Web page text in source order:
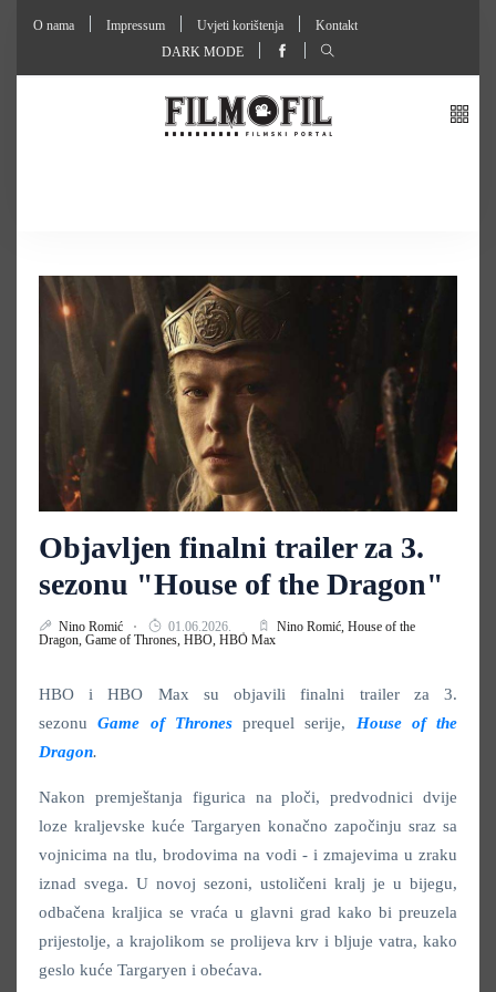
O nama Impressum Uvjeti korištenja
Kontakt
DARK MODE
Objavljen finalni trailer za 3.
sezonu "House of the Dragon"
Nino Romić 01.06.2026. Nino Romić, House of the
Dragon, Game of Thrones, HBO, HBO Max
HBO i HBO Max su objavili finalni trailer za 3.
sezonuGame of Thrones prequel serije, House of the
Dragon.
Nakon premještanja figurica na ploči, predvodnici dvije
loze kraljevske kuće Targaryen konačno započinju sraz sa
vojnicima na tlu, brodovima na vodi - i zmajevima u zraku
iznad svega. U novoj sezoni, ustoličeni kralj je u bijegu,
odbačena kraljica se vraća u glavni grad kako bi preuzela
prijestolje, a krajolikom se prolijeva krv i bljuje vatra, kako
geslo kuće Targaryen i obećava.